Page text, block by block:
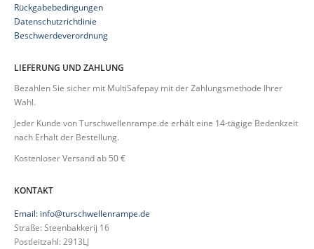
Rückgabebedingungen
Datenschutzrichtlinie
Beschwerdeverordnung
LIEFERUNG UND ZAHLUNG
Bezahlen Sie sicher mit MultiSafepay mit der Zahlungsmethode Ihrer
Wahl.
Jeder Kunde von Turschwellenrampe.de erhält eine 14-tägige Bedenkzeit
nach Erhalt der Bestellung.
Kostenloser Versand ab 50 €
KONTAKT
Email: info@turschwellenrampe.de
Straße: Steenbakkerij 16
Postleitzahl: 2913LJ